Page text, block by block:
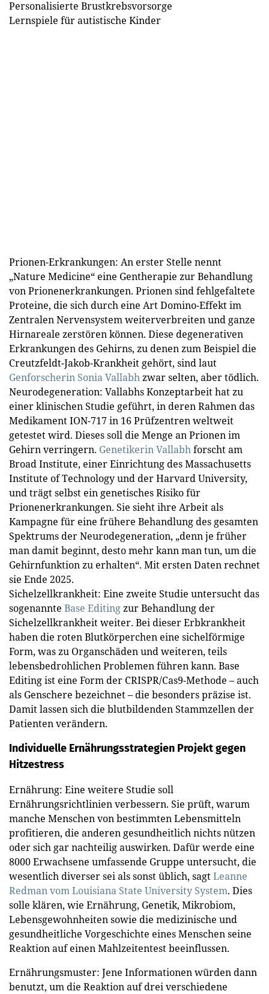
Personalisierte Brustkrebsvorsorge
Lernspiele für autistische Kinder
Prionen-Erkrankungen: An erster Stelle nennt
„Nature Medicine“ eine Gentherapie zur Behandlung
von Prionenerkrankungen. Prionen sind fehlgefaltete
Proteine, die sich durch eine Art Domino-Effekt im
Zentralen Nervensystem weiterverbreiten und ganze
Hirnareale zerstören können. Diese degenerativen
Erkrankungen des Gehirns, zu denen zum Beispiel die
Creutzfeldt-Jakob-Krankheit gehört, sind laut
Genforscherin Sonia Vallabhzwar selten, aber tödlich.
Neurodegeneration: Vallabhs Konzeptarbeit hat zu
einer klinischen Studie geführt, in deren Rahmen das
Medikament ION-717 in 16 Prüfzentren weltweit
getestet wird. Dieses soll die Menge an Prionen im
Gehirn verringern. Genetikerin Vallabhforscht am
Broad Institute, einer Einrichtung des Massachusetts
Institute of Technology und der Harvard University,
und trägt selbst ein genetisches Risiko für
Prionenerkrankungen. Sie sieht ihre Arbeit als
Kampagne für eine frühere Behandlung des gesamten
Spektrums der Neurodegeneration, „denn je früher
man damit beginnt, desto mehr kann man tun, um die
Gehirnfunktion zu erhalten“. Mit ersten Daten rechnet
sie Ende 2025.
Sichelzellkrankheit: Eine zweite Studie untersucht das
sogenannte Base Editingzur Behandlung der
Sichelzellkrankheit weiter. Bei dieser Erbkrankheit
haben die roten Blutkörperchen eine sichelförmige
Form, was zu Organschäden und weiteren, teils
lebensbedrohlichen Problemen führen kann. Base
Editing ist eine Form der CRISPR/Cas9-Methode – auch
als Genschere bezeichnet – die besonders präzise ist.
Damit lassen sich die blutbildenden Stammzellen der
Patienten verändern.
Individuelle Ernährungsstrategien Projekt gegen
Hitzestress
Ernährung: Eine weitere Studie soll
Ernährungsrichtlinien verbessern. Sie prüft, warum
manche Menschen von bestimmten Lebensmitteln
profitieren, die anderen gesundheitlich nichts nützen
oder sich gar nachteilig auswirken. Dafür werde eine
8000 Erwachsene umfassende Gruppe untersucht, die
wesentlich diverser sei als sonst üblich, sagtLeanne
Redman vom Louisiana State University System. Dies
solle klären, wie Ernährung, Genetik, Mikrobiom,
Lebensgewohnheiten sowie die medizinische und
gesundheitliche Vorgeschichte eines Menschen seine
Reaktion auf einen Mahlzeitentest beeinflussen.
Ernährungsmuster: Jene Informationen würden dann
benutzt, um die Reaktion auf drei verschiedene